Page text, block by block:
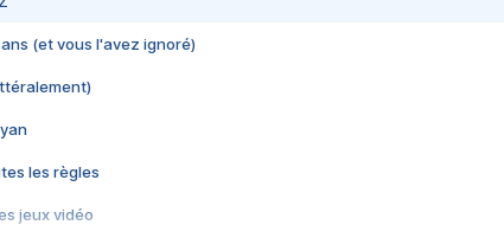
(et vous l'avez ignoré)
les règles
jeux vidéo